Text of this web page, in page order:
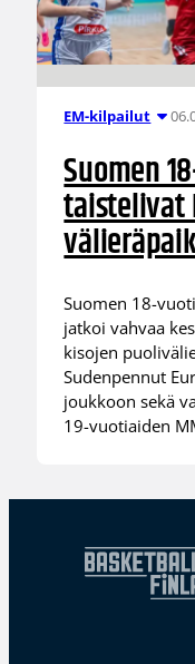
EM-kilpailut
Suomen
taistelivat
Suomen 18-
jatkoi vahvaa
kisojen
Sudenpennut
joukkoon sekä
19-vuotiaiden